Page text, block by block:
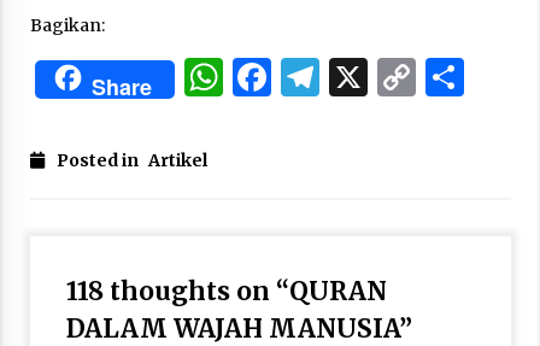
Bagikan:
Share WhatsApp
Facebook
Telegram
X Copy
Posted in Artikel
118 thoughts on “QURAN
DALAM WAJAH MANUSIA”